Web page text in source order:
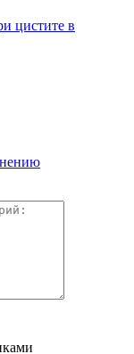
цистите в